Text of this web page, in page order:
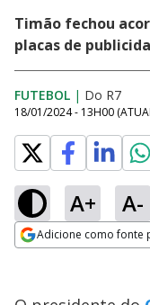
Timão fechou
placas de
FUTEBOL | Do R7
18/01/2024 - 13H00
A+ A-
Adicione como fonte